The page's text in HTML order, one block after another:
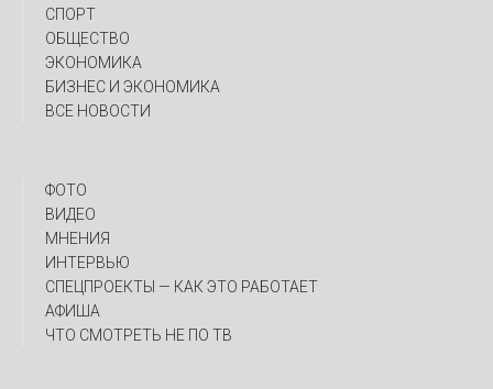
СПОРТ
ОБЩЕСТВО
ЭКОНОМИКА
БИЗНЕС И ЭКОНОМИКА
ВСЕ НОВОСТИ
ФОТО
ВИДЕО
МНЕНИЯ
ИНТЕРВЬЮ
CПЕЦПРОЕКТЫ — КАК ЭТО РАБОТАЕТ
АФИША
ЧТО СМОТРЕТЬ НЕ ПО ТВ